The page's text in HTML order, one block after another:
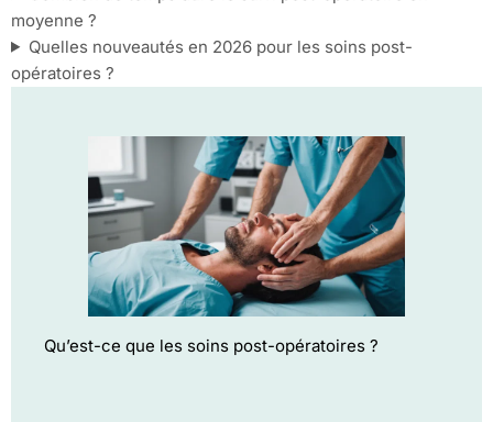
moyenne ?
Quelles nouveautés en 2026 pour les soins post-
opératoires ?
Qu’est-ce que les soins post-opératoires ?